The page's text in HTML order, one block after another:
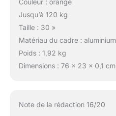
Jusqu’à 120 kg
Taille : 30 »
Matériau du cadre : aluminium
Poids : 1,92 kg
Dimensions : 76 x 23 x 0,1 cm
Note de la rédaction 16/20